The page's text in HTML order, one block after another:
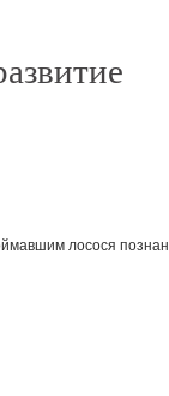
лосося